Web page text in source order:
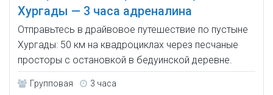
Хургады — 3 часа адреналина
Отправьтесь в драйвовое путешествие по пустыне
Хургады: 50 км на квадроциклах через песчаные
просторы с остановкой в бедуинской деревне.
Групповая 3 часа